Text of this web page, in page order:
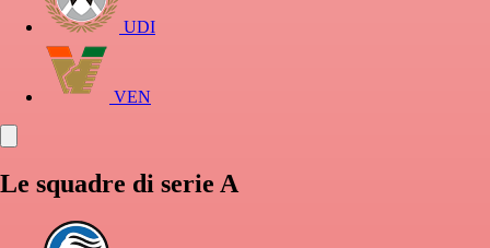
UDI
VEN
Le squadre di serie A